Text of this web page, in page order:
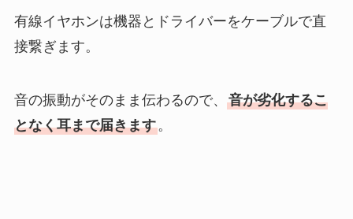
有線イヤホンは機器とドライバーをケーブルで直
接繋ぎます。
音の振動がそのまま伝わるので、 音が劣化するこ
となく耳まで届きます。